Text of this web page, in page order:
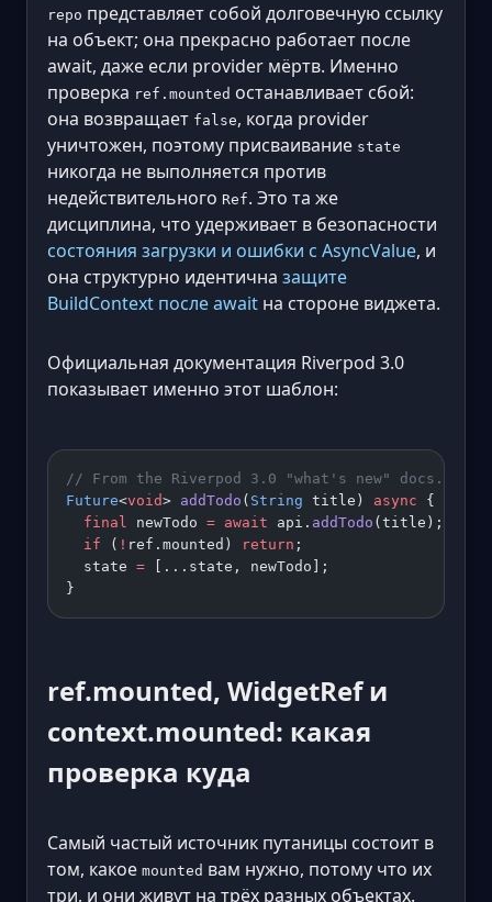
repo представляет собой долговечную ссылку
на объект; она прекрасно работает после
await, даже если provider мёртв. Именно
проверка ref.mounted останавливает сбой:
она возвращает false, когда provider
уничтожен, поэтому присваивание state
никогда не выполняется против
недействительного Ref. Это та же
дисциплина, что удерживает в безопасности
состояния загрузки и ошибки с AsyncValue, и
она структурно идентична защите
BuildContext после await на стороне виджета.
Официальная документация Riverpod 3.0
показывает именно этот шаблон:
// From the Riverpod 3.0 "what's new" docs.
Future<void> addTodo ( String title) async {
  final
newTodo = await api. addTodo (title);
  if
( ! ref.mounted) return ;
  state
= [...state, newTodo];
}
ref.mounted, WidgetRef и
context.mounted: какая
проверка куда
Самый частый источник путаницы состоит в
том, какое mounted вам нужно, потому что их
три, и они живут на трёх разных объектах.